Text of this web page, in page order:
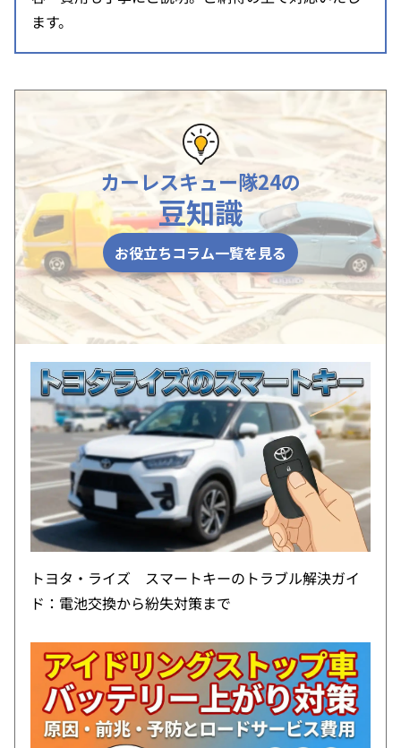
ます。
カーレスキュー隊24の
豆知識
お役立ちコラム一覧を見る
トヨタ・ライズ スマートキーのトラブル解決ガイ
ド：電池交換から紛失対策まで